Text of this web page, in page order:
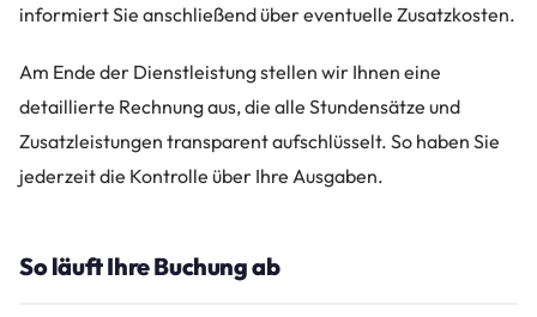
informiert Sie anschließend über eventuelle Zusatzkosten.
Am Ende der Dienstleistung stellen wir Ihnen eine
detaillierte Rechnung aus, die alle Stundensätze und
Zusatzleistungen transparent aufschlüsselt. So haben Sie
jederzeit die Kontrolle über Ihre Ausgaben.
So läuft Ihre Buchung ab